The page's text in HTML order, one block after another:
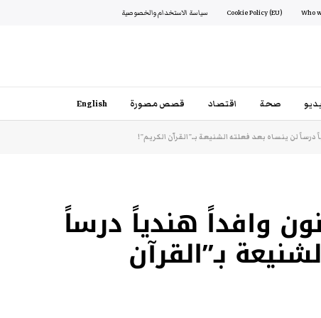
Cookie Policy (EU) سياسة الاستخدام والخصوصية
صحة اقتصاد قصص مصورة English
لن ينساه بعد فعلته الشنيعة بـ”القرآن الكريم”!
وافداً هندياً درساً
بـ”القرآن